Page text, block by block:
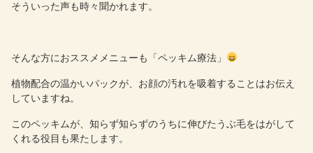
そういった声も時々聞かれます。
そんな方におススメメニューも「ペッキム療法」
植物配合の温かいパックが、お顔の汚れを吸着することはお伝え
していますね。
このペッキムが、知らず知らずのうちに伸びたうぶ毛をはがして
くれる役目も果たします。